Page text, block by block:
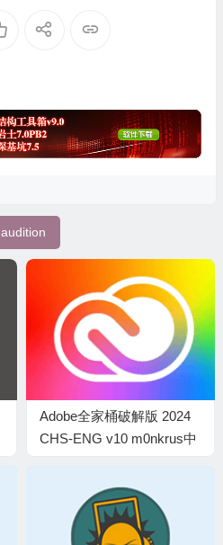
audition
Adobe全家桶破解版 2024
CHS-ENG v10 m0nkrus中